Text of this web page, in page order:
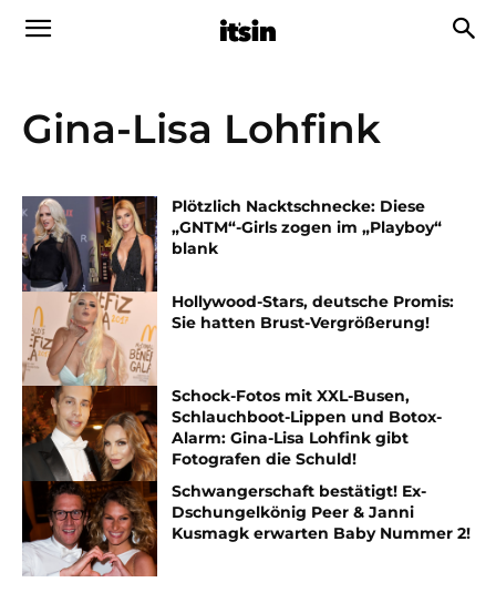
Gina-Lisa Lohfink
Plötzlich Nacktschnecke: Diese
„GNTM“-Girls zogen im „Playboy“
blank
Hollywood-Stars, deutsche Promis:
Sie hatten Brust-Vergrößerung!
Schock-Fotos mit XXL-Busen,
Schlauchboot-Lippen und Botox-
Alarm: Gina-Lisa Lohfink gibt
Fotografen die Schuld!
Schwangerschaft bestätigt! Ex-
Dschungelkönig Peer & Janni
Kusmagk erwarten Baby Nummer 2!